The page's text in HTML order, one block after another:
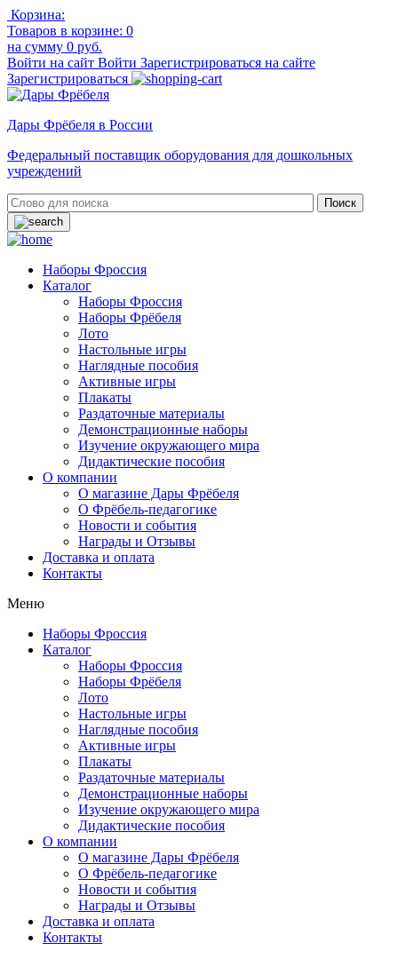
Корзина:
Товаров в корзине: 0
на сумму 0 руб.
Войти на сайт Войти Зарегистрироваться на сайте
Зарегистрироваться
Дары Фрёбеля в России
Федеральный поставщик оборудования для дошкольных
учреждений
Наборы Фроссия
Каталог
Наборы Фроссия
Наборы Фрёбеля
Лото
Настольные игры
Наглядные пособия
Активные игры
Плакаты
Раздаточные материалы
Демонстрационные наборы
Изучение окружающего мира
Дидактические пособия
О компании
О магазине Дары Фрёбеля
О Фрёбель-педагогике
Новости и события
Награды и Отзывы
Доставка и оплата
Контакты
Меню
Наборы Фроссия
Каталог
Наборы Фроссия
Наборы Фрёбеля
Лото
Настольные игры
Наглядные пособия
Активные игры
Плакаты
Раздаточные материалы
Демонстрационные наборы
Изучение окружающего мира
Дидактические пособия
О компании
О магазине Дары Фрёбеля
О Фрёбель-педагогике
Новости и события
Награды и Отзывы
Доставка и оплата
Контакты